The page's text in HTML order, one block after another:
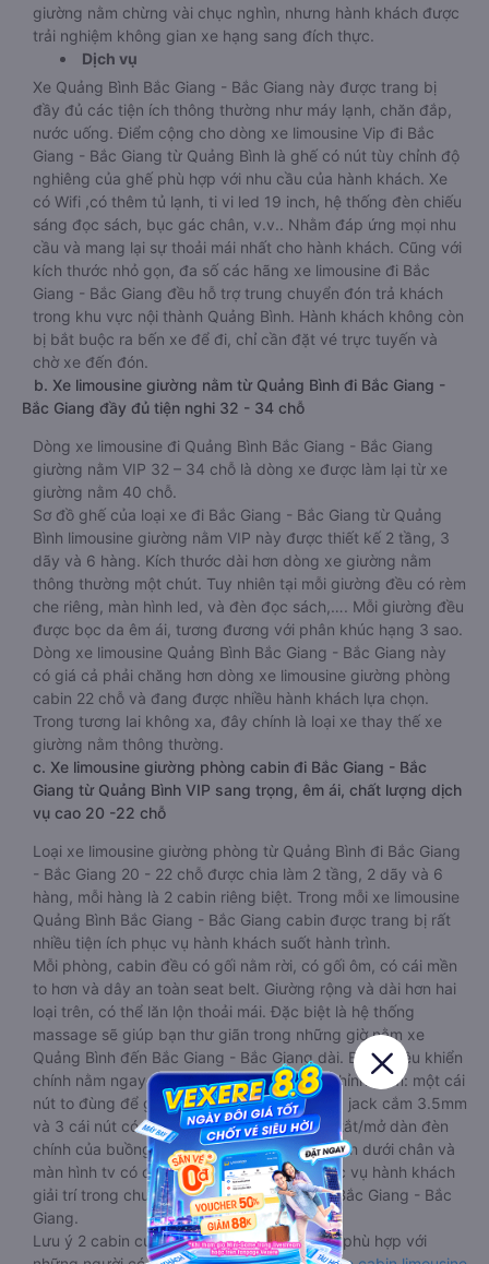
giường nằm chừng vài chục nghìn, nhưng hành khách được
trải nghiệm không gian xe hạng sang đích thực.
Dịch vụ
Xe Quảng Bình Bắc Giang - Bắc Giang này được trang bị
đầy đủ các tiện ích thông thường như máy lạnh, chăn đắp,
nước uống. Điểm cộng cho dòng xe limousine Vip đi Bắc
Giang - Bắc Giang từ Quảng Bình là ghế có nút tùy chỉnh độ
nghiêng của ghế phù hợp với nhu cầu của hành khách. Xe
có Wifi ,có thêm tủ lạnh, ti vi led 19 inch, hệ thống đèn chiếu
sáng đọc sách, bục gác chân, v.v.. Nhằm đáp ứng mọi nhu
cầu và mang lại sự thoải mái nhất cho hành khách. Cũng với
kích thước nhỏ gọn, đa số các hãng xe limousine đi Bắc
Giang - Bắc Giang đều hỗ trợ trung chuyển đón trả khách
trong khu vực nội thành Quảng Bình. Hành khách không còn
bị bắt buộc ra bến xe để đi, chỉ cần đặt vé trực tuyến và
chờ xe đến đón.
b. Xe limousine giường nằm từ Quảng Bình đi Bắc Giang -
Bắc Giang đầy đủ tiện nghi 32 - 34 chỗ
Dòng xe limousine đi Quảng Bình Bắc Giang - Bắc Giang
giường nằm VIP 32 – 34 chỗ là dòng xe được làm lại từ xe
giường nằm 40 chỗ.
Sơ đồ ghế của loại xe đi Bắc Giang - Bắc Giang từ Quảng
Bình limousine giường nằm VIP này được thiết kế 2 tầng, 3
dãy và 6 hàng. Kích thước dài hơn dòng xe giường nằm
thông thường một chút. Tuy nhiên tại mỗi giường đều có rèm
che riêng, màn hình led, và đèn đọc sách,…. Mỗi giường đều
được bọc da êm ái, tương đương với phân khúc hạng 3 sao.
Dòng xe limousine Quảng Bình Bắc Giang - Bắc Giang này
có giá cả phải chăng hơn dòng xe limousine giường phòng
cabin 22 chỗ và đang được nhiều hành khách lựa chọn.
Trong tương lai không xa, đây chính là loại xe thay thế xe
giường nằm thông thường.
c. Xe limousine giường phòng cabin đi Bắc Giang - Bắc
Giang từ Quảng Bình VIP sang trọng, êm ái, chất lượng dịch
vụ cao 20 -22 chỗ
Loại xe limousine giường phòng từ Quảng Bình đi Bắc Giang
- Bắc Giang 20 - 22 chỗ được chia làm 2 tầng, 2 dãy và 6
hàng, mỗi hàng là 2 cabin riêng biệt. Trong mỗi xe limousine
Quảng Bình Bắc Giang - Bắc Giang cabin được trang bị rất
nhiều tiện ích phục vụ hành khách suốt hành trình.
Mỗi phòng, cabin đều có gối nằm rời, có gối ôm, có cái mền
to hơn và dây an toàn seat belt. Giường rộng và dài hơn hai
loại trên, có thể lăn lộn thoải mái. Đặc biệt là hệ thống
massage sẽ giúp bạn thư giãn trong những giờ nằm xe
Quảng Bình đến Bắc Giang - Bắc Giang dài. Bảng điều khiển
chính nằm ngay cạnh đầu để tiện tay tuỳ chỉnh gồm: một cái
nút to đùng để gọi tiếp viên, 2 cổng USB , 1 jack cắm 3.5mm
và 3 cái nút có biểu tượng nguồn dùng để tắt/mở dàn đèn
chính của buồng nằm chạy dọc trên đầu, đèn dưới chân và
màn hình tv có đầy đủ phim chuẩn HD phục vụ hành khách
giải trí trong chuyến đi từ Quảng Bình đến Bắc Giang - Bắc
Giang.
Lưu ý 2 cabin cuối thường thiết kế nhỏ hơn phù hợp với